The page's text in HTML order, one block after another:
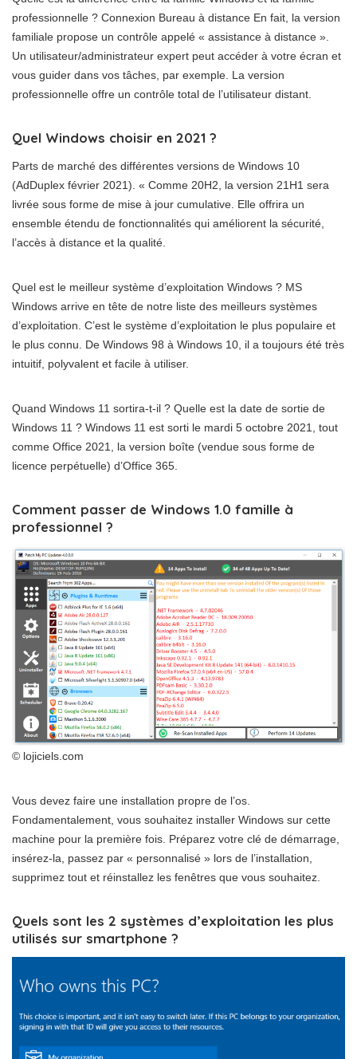
professionnelle ? Connexion Bureau à distance En fait, la version
familiale propose un contrôle appelé « assistance à distance ».
Un utilisateur/administrateur expert peut accéder à votre écran et
vous guider dans vos tâches, par exemple. La version
professionnelle offre un contrôle total de l’utilisateur distant.
Quel Windows choisir en 2021 ?
Parts de marché des différentes versions de Windows 10
(AdDuplex février 2021). « Comme 20H2, la version 21H1 sera
livrée sous forme de mise à jour cumulative. Elle offrira un
ensemble étendu de fonctionnalités qui améliorent la sécurité,
l’accès à distance et la qualité.
Quel est le meilleur système d’exploitation Windows ? MS
Windows arrive en tête de notre liste des meilleurs systèmes
d’exploitation. C’est le système d’exploitation le plus populaire et
le plus connu. De Windows 98 à Windows 10, il a toujours été très
intuitif, polyvalent et facile à utiliser.
Quand Windows 11 sortira-t-il ? Quelle est la date de sortie de
Windows 11 ? Windows 11 est sorti le mardi 5 octobre 2021, tout
comme Office 2021, la version boîte (vendue sous forme de
licence perpétuelle) d’Office 365.
Comment passer de Windows 1.0 famille à
professionnel ?
© lojiciels.com
Vous devez faire une installation propre de l’os.
Fondamentalement, vous souhaitez installer Windows sur cette
machine pour la première fois. Préparez votre clé de démarrage,
insérez-la, passez par « personnalisé » lors de l’installation,
supprimez tout et réinstallez les fenêtres que vous souhaitez.
Quels sont les 2 systèmes d’exploitation les plus
utilisés sur smartphone ?